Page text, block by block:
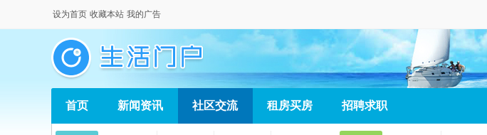
设为首页 收藏本站 我的广告
首页 新闻资讯 社区交流 租房买房 招聘求职